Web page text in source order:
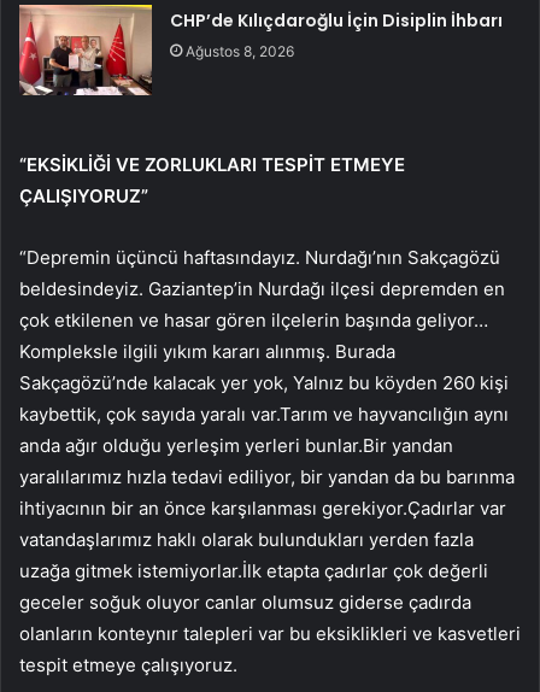
CHP’de Kılıçdaroğlu İçin Disiplin İhbarı
Ağustos 8, 2026
“EKSİKLİĞİ VE ZORLUKLARI TESPİT ETMEYE
ÇALIŞIYORUZ”
“Depremin üçüncü haftasındayız. Nurdağı’nın Sakçagözü
beldesindeyiz. Gaziantep’in Nurdağı ilçesi depremden en
çok etkilenen ve hasar gören ilçelerin başında geliyor…
Kompleksle ilgili yıkım kararı alınmış. Burada
Sakçagözü’nde kalacak yer yok, Yalnız bu köyden 260 kişi
kaybettik, çok sayıda yaralı var.Tarım ve hayvancılığın aynı
anda ağır olduğu yerleşim yerleri bunlar.Bir yandan
yaralılarımız hızla tedavi ediliyor, bir yandan da bu barınma
ihtiyacının bir an önce karşılanması gerekiyor.Çadırlar var
vatandaşlarımız haklı olarak bulundukları yerden fazla
uzağa gitmek istemiyorlar.İlk etapta çadırlar çok değerli
geceler soğuk oluyor canlar olumsuz giderse çadırda
olanların konteynır talepleri var bu eksiklikleri ve kasvetleri
tespit etmeye çalışıyoruz.